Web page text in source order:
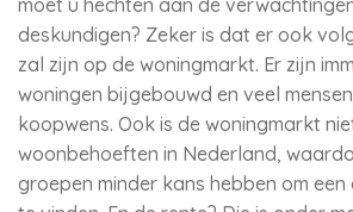
moet u hechten aan de
deskundigen? Zeker is dat er ook
zal zijn op de woningmarkt. Er zijn
woningen bijgebouwd en veel
koopwens. Ook is de woningmarkt
woonbehoeften in Nederland,
groepen minder kans hebben om een